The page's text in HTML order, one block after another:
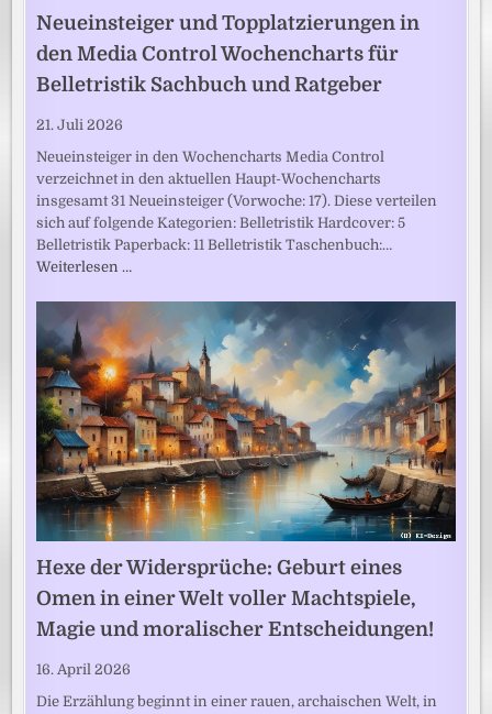
Neueinsteiger und Topplatzierungen in
den Media Control Wochencharts für
Belletristik Sachbuch und Ratgeber
21. Juli 2026
Neueinsteiger in den Wochencharts Media Control
verzeichnet in den aktuellen Haupt-Wochencharts
insgesamt 31 Neueinsteiger (Vorwoche: 17). Diese verteilen
sich auf folgende Kategorien: Belletristik Hardcover: 5
Belletristik Paperback: 11 Belletristik Taschenbuch:…
Weiterlesen …
Hexe der Widersprüche: Geburt eines
Omen in einer Welt voller Machtspiele,
Magie und moralischer Entscheidungen!
16. April 2026
Die Erzählung beginnt in einer rauen, archaischen Welt, in